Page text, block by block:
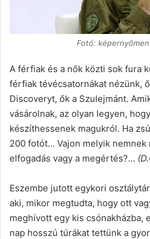
Fotó:
A férfiak és a nők közti sok fura
férfiak tévécsatornákat nézünk,
Discoveryt, ők a Szulejmánt.
vásárolnak, az olyan legyen,
készíthessenek magukról. Ha
200 fotót… Vajon melyik nemnek
elfogadás vagy a megértés?…
Eszembe jutott egykori
aki, mikor megtudta, hogy ott
meghívott egy kis csónakházba,
nap hosszú túrákat tettünk a